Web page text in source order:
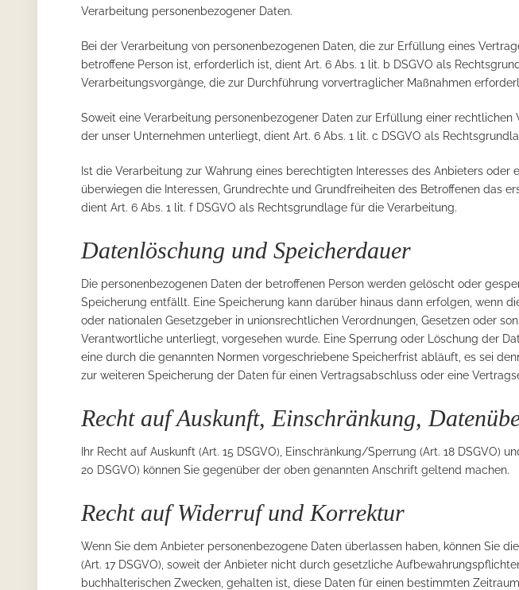
Verarbeitung personenbezogener Daten.
Bei der Verarbeitung von personenbezogenen Daten, die zur Erfüllung eines
betroffene Person ist, erforderlich ist, dient Art. 6 Abs. 1 lit. b DSGVO als
Verarbeitungsvorgänge, die zur Durchführung vorvertraglicher Maßnahmen
Soweit eine Verarbeitung personenbezogener Daten zur Erfüllung einer rechtlichen
der unser Unternehmen unterliegt, dient Art. 6 Abs. 1 lit. c DSGVO als
Ist die Verarbeitung zur Wahrung eines berechtigten Interesses des Anbieters oder
überwiegen die Interessen, Grundrechte und Grundfreiheiten des Betroffenen das
dient Art. 6 Abs. 1 lit. f DSGVO als Rechtsgrundlage für die Verarbeitung.
Datenlöschung und Speicherdauer
Die personenbezogenen Daten der betroffenen Person werden gelöscht oder
Speicherung entfällt. Eine Speicherung kann darüber hinaus dann erfolgen, wenn
oder nationalen Gesetzgeber in unionsrechtlichen Verordnungen, Gesetzen oder
Verantwortliche unterliegt, vorgesehen wurde. Eine Sperrung oder Löschung der
eine durch die genannten Normen vorgeschriebene Speicherfrist abläuft, es sei
zur weiteren Speicherung der Daten für einen Vertragsabschluss oder eine
Recht auf Auskunft, Einschränkung,
Ihr Recht auf Auskunft (Art. 15 DSGVO), Einschränkung/Sperrung (Art. 18 DSGVO)
20 DSGVO) können Sie gegenüber der oben genannten Anschrift geltend machen.
Recht auf Widerruf und Korrektur
Wenn Sie dem Anbieter personenbezogene Daten überlassen haben, können Sie
(Art. 17 DSGVO), soweit der Anbieter nicht durch gesetzliche
buchhalterischen Zwecken, gehalten ist, diese Daten für einen bestimmten Zeitraum